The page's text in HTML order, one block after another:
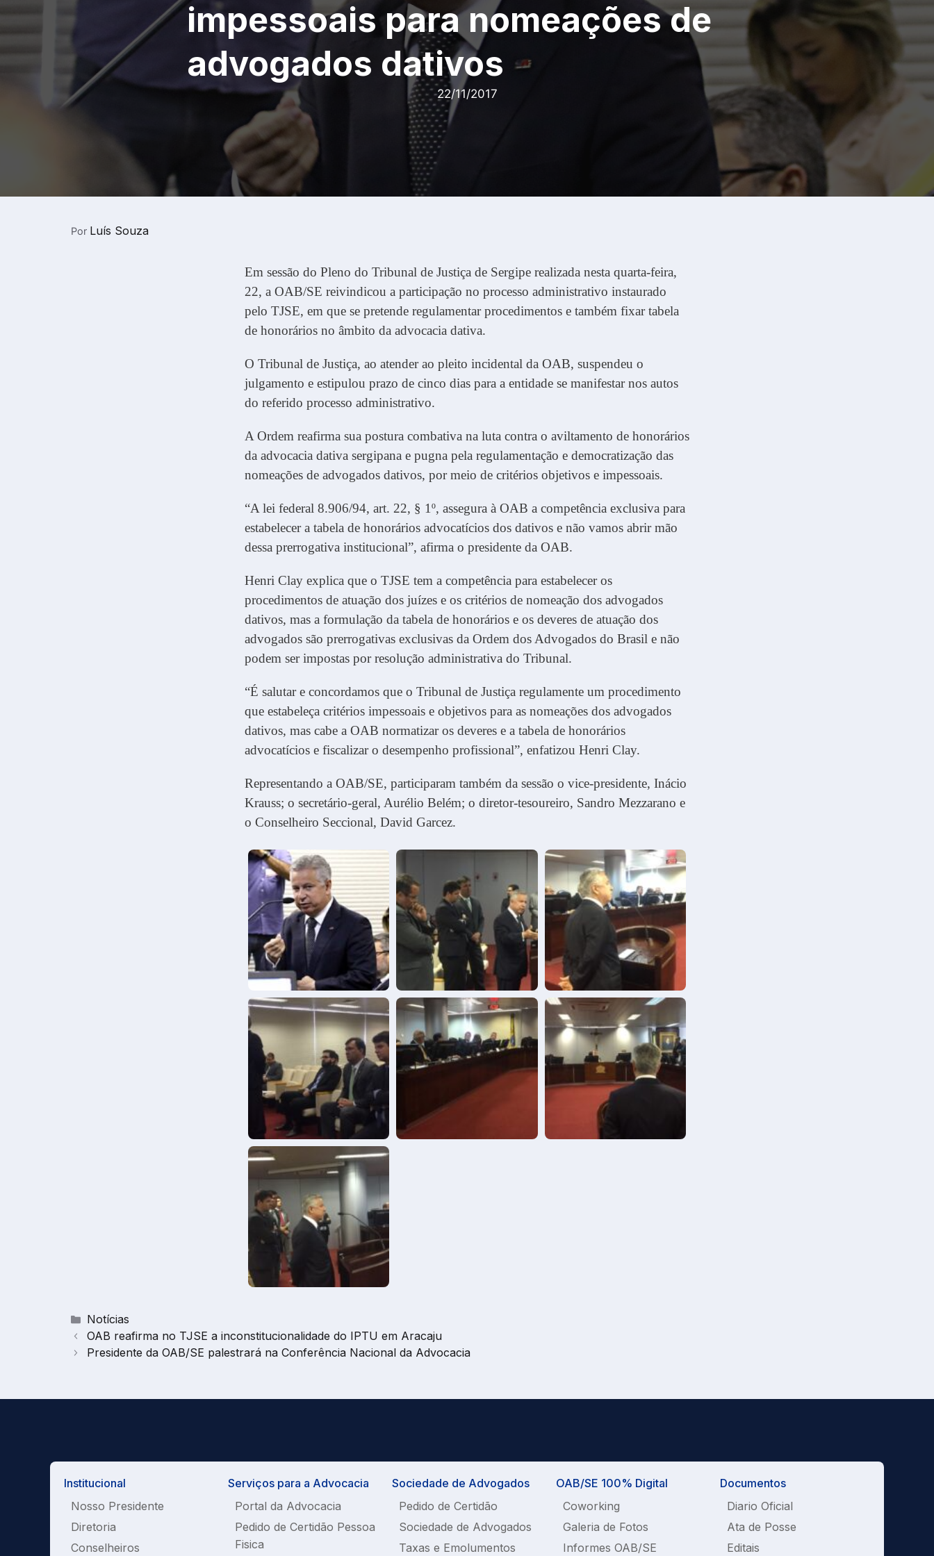
impessoais para nomeações de
advogados dativos
22/11/2017
Por Luís Souza
Em sessão do Pleno do Tribunal de Justiça de Sergipe realizada nesta quarta-feira,
22, a OAB/SE reivindicou a participação no processo administrativo instaurado
pelo TJSE, em que se pretende regulamentar procedimentos e também fixar tabela
de honorários no âmbito da advocacia dativa.
O Tribunal de Justiça, ao atender ao pleito incidental da OAB, suspendeu o
julgamento e estipulou prazo de cinco dias para a entidade se manifestar nos autos
do referido processo administrativo.
A Ordem reafirma sua postura combativa na luta contra o aviltamento de honorários
da advocacia dativa sergipana e pugna pela regulamentação e democratização das
nomeações de advogados dativos, por meio de critérios objetivos e impessoais.
“A lei federal 8.906/94, art. 22, § 1º, assegura à OAB a competência exclusiva para
estabelecer a tabela de honorários advocatícios dos dativos e não vamos abrir mão
dessa prerrogativa institucional”, afirma o presidente da OAB.
Henri Clay explica que o TJSE tem a competência para estabelecer os
procedimentos de atuação dos juízes e os critérios de nomeação dos advogados
dativos, mas a formulação da tabela de honorários e os deveres de atuação dos
advogados são prerrogativas exclusivas da Ordem dos Advogados do Brasil e não
podem ser impostas por resolução administrativa do Tribunal.
“É salutar e concordamos que o Tribunal de Justiça regulamente um procedimento
que estabeleça critérios impessoais e objetivos para as nomeações dos advogados
dativos, mas cabe a OAB normatizar os deveres e a tabela de honorários
advocatícios e fiscalizar o desempenho profissional”, enfatizou Henri Clay.
Representando a OAB/SE, participaram também da sessão o vice-presidente, Inácio
Krauss; o secretário-geral, Aurélio Belém; o diretor-tesoureiro, Sandro Mezzarano e
o Conselheiro Seccional, David Garcez.
Categorias
Notícias
OAB reafirma no TJSE a inconstitucionalidade do IPTU em Aracaju
Presidente da OAB/SE palestrará na Conferência Nacional da Advocacia
Institucional
Nosso Presidente
Diretoria
Conselheiros
Serviços para a Advocacia
Portal da Advocacia
Pedido de Certidão Pessoa
Fisica
Sociedade de Advogados
Pedido de Certidão
Sociedade de Advogados
Taxas e Emolumentos
OAB/SE 100% Digital
Coworking
Galeria de Fotos
Informes OAB/SE
Documentos
Diario Oficial
Ata de Posse
Editais